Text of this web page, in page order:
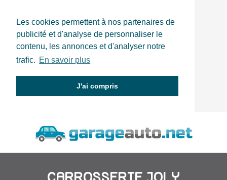
Les cookies permettent à nos partenaires de
publicité et d'analyse de personnaliser le
contenu, les annonces et d'analyser notre
trafic. En savoir plus
J'ai compris